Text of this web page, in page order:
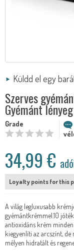
Küldd el egy
Szerves
Gyémánt lényeg
Grade
34,99 €
Loyalty points for this
A világ legluxusabb
gyémántkrémmel.10
antioxidáns krém
kiegyenlíti az arcszínt,
mélyen hidratált és